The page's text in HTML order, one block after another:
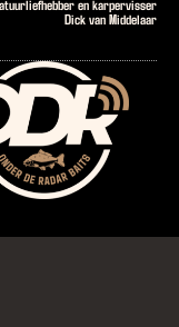
en karpervisser
Dick van Middelaar